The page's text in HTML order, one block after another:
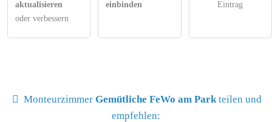
Outdoor & Ausblick
aktualisieren
oder verbessern
einbinden
Eintrag
MonteurzimmerGemütliche FeWo am Park teilen und
empfehlen: